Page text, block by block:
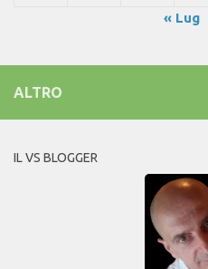
« Lug
ALTRO
IL VS BLOGGER